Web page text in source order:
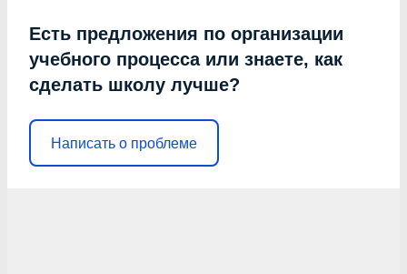
Есть предложения по организации
учебного процесса или знаете, как
сделать школу лучше?
Написать о проблеме